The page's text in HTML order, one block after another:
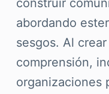
construir
abordando
sesgos. Al
comprensión,
organizaciones